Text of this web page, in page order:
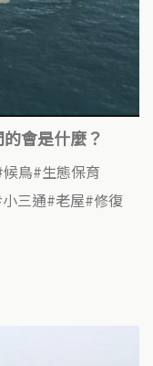
會是什麼？
候鳥 生態保育
小三通 老屋 修復